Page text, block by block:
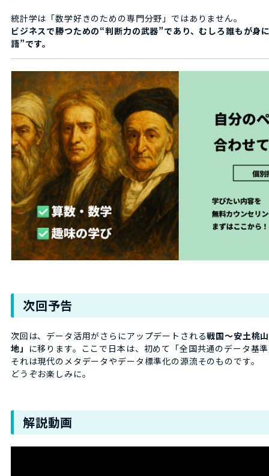
統計学は「数学好きのための専門分野」ではありません。
ビジネスで勝つための“判断力の武器”であり、むしろ誰もが身
語”です。
次回予告
次回は、データ活用がさらにアップデートされる戦国〜安土桃
地」 に移ります。ここで日本は、初めて「全国共通のデータ基
それは現代のメタデータやデータ標準化の源流そのものです。
どうぞお楽しみに。
解説動画